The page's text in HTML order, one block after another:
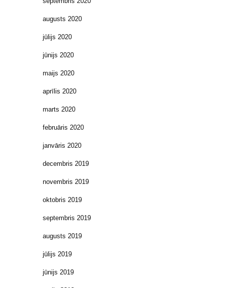
augusts 2020
jūlijs 2020
jūnijs 2020
maijs 2020
aprīlis 2020
marts 2020
februāris 2020
janvāris 2020
decembris 2019
novembris 2019
oktobris 2019
septembris 2019
augusts 2019
jūlijs 2019
jūnijs 2019